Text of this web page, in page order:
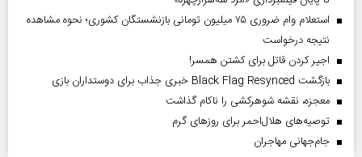
استعلام وام ضروری ۷۵ میلیون تومانی بازنشستگان کشوری؛ نحوه مشاهده
نتیجه درخواست
اجیر کردن قاتل برای کشتن همسر!
بازگشت Black Flag Resynced خبری جذاب برای دوستداران بازی
معجزه، نقشه شوهرکشی را ناکام گذاشت
توصیه‌های هلال‌احمر برای روز‌های گرم
جام‌جهانی مهاجران